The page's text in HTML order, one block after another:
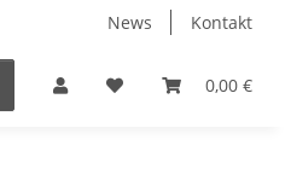
News Kontakt
0,00 €
Belüftung & Entlüftung